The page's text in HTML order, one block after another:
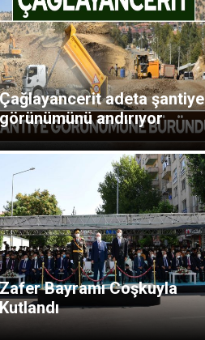
adeta şantiye
andırıyor
Bayramı Coşkuyla